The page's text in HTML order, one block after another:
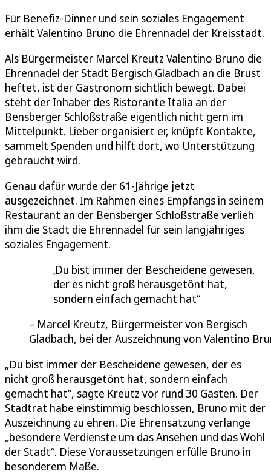
Für Benefiz-Dinner und sein soziales Engagement
erhält Valentino Bruno die Ehrennadel der Kreisstadt.
Als Bürgermeister Marcel Kreutz Valentino Bruno die
Ehrennadel der Stadt Bergisch Gladbach an die Brust
heftet, ist der Gastronom sichtlich bewegt. Dabei
steht der Inhaber des Ristorante Italia an der
Bensberger Schloßstraße eigentlich nicht gern im
Mittelpunkt. Lieber organisiert er, knüpft Kontakte,
sammelt Spenden und hilft dort, wo Unterstützung
gebraucht wird.
Genau dafür wurde der 61-Jährige jetzt
ausgezeichnet. Im Rahmen eines Empfangs in seinem
Restaurant an der Bensberger Schloßstraße verlieh
ihm die Stadt die Ehrennadel für sein langjähriges
soziales Engagement.
Du bist immer der Bescheidene gewesen,
der es nicht groß herausgetönt hat,
sondern einfach gemacht hat
Marcel Kreutz, Bürgermeister von Bergisch
Gladbach, bei der Auszeichnung von Valentino
„Du bist immer der Bescheidene gewesen, der es
nicht groß herausgetönt hat, sondern einfach
gemacht hat“, sagte Kreutz vor rund 30 Gästen. Der
Stadtrat habe einstimmig beschlossen, Bruno mit der
Auszeichnung zu ehren. Die Ehrensatzung verlange
„besondere Verdienste um das Ansehen und das Wohl
der Stadt“. Diese Voraussetzungen erfülle Bruno in
besonderem Maße.